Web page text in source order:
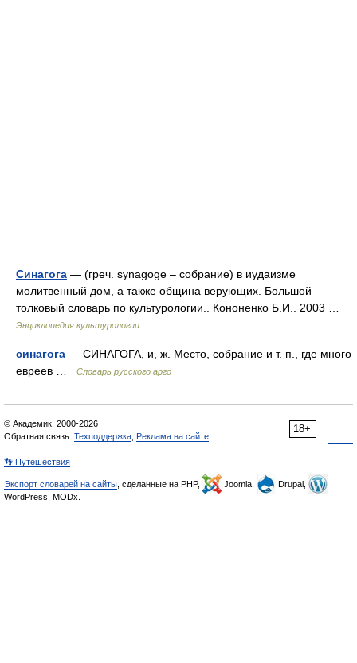
Синагога — (греч. synagoge – собрание) в иудаизме
молитвенный дом, а также община верующих. Большой
толковый словарь по культурологии.. Кононенко Б.И.. 2003 …
Энциклопедия культурологии
синагога — СИНАГОГА, и, ж. Место, собрание и т. п., где много
евреев …
Словарь русского арго
18+
© Академик, 2000-2026
Обратная связь: Техподдержка Реклама на сайте
👣 Путешествия
Экспорт словарей на сайты , сделанные на PHP, Joomla,
Drupal,
WordPress, MODx.